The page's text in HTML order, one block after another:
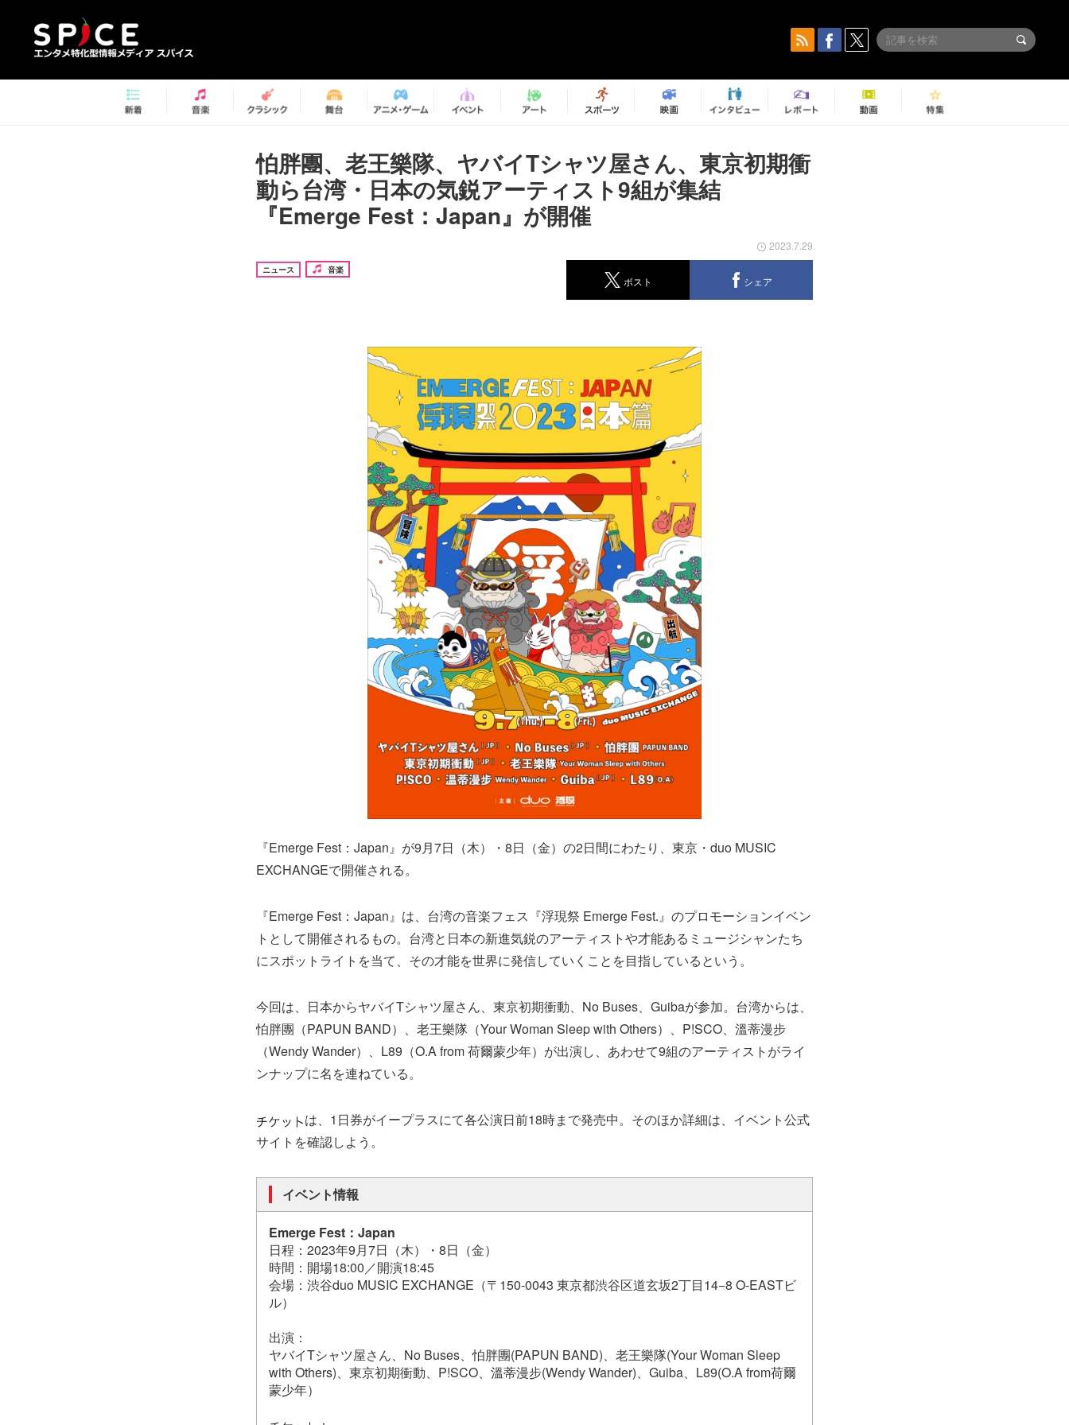
怕胖團、老王樂隊、ヤバイTシャツ屋さん、東京初期衝
動ら台湾・日本の気鋭アーティスト9組が集結
『Emerge Fest：Japan』が開催
ニュース 音楽
2023.7.29
ポスト シェア
『Emerge Fest：Japan』が9月7日（木）・8日（金）の2日間にわたり、東京・duo MUSIC
EXCHANGEで開催される。
『Emerge Fest：Japan』は、台湾の音楽フェス『浮現祭 Emerge Fest.』のプロモーションイベン
トとして開催されるもの。台湾と日本の新進気鋭のアーティストや才能あるミュージシャンたち
にスポットライトを当て、その才能を世界に発信していくことを目指しているという。
今回は、日本からヤバイTシャツ屋さん、東京初期衝動、No Buses、Guibaが参加。台湾からは、
怕胖團（PAPUN BAND）、老王樂隊（Your Woman Sleep with Others）、P!SCO、溫蒂漫步
（Wendy Wander）、L89（O.A from 荷爾蒙少年）が出演し、あわせて9組のアーティストがライ
ンナップに名を連ねている。
は、1日券がイープラスにて各公演日前18時まで発売中。そのほか詳細は、イベント公式
サイトを確認しよう。
イベント情報
Emerge Fest：Japan
日程：2023年9月7日（木）・8日（金）
時間：開場18:00／開演18:45
会場：渋谷duo MUSIC EXCHANGE（〒150-0043 東京都渋谷区道玄坂2丁目14−8 O-EASTビ
ル）
出演：
ヤバイTシャツ屋さん、No Buses、怕胖團(PAPUN BAND)、老王樂隊(Your Woman Sleep
with Others)、東京初期衝動、P!SCO、溫蒂漫步(Wendy Wander)、Guiba、L89(O.A from荷爾
蒙少年）